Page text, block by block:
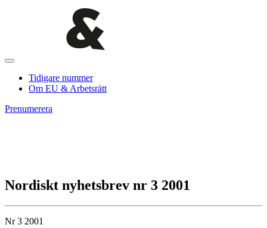
Tidigare nummer
Om EU & Arbetsrätt
Prenumerera
Nordiskt nyhetsbrev nr 3 2001
Nr 3 2001